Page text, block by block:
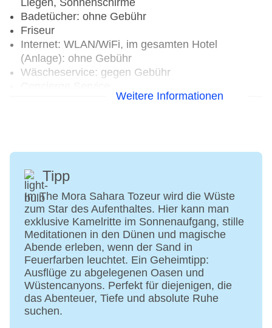
Liegen, Sonnenschirme
Badetücher: ohne Gebühr
Friseur
Internet: WLAN/WiFi, im gesamten Hotel
(Anlage): ohne Gebühr
Wäscheservice: gegen Gebühr
Zahlungsarten: TUI Card / VISA, MasterCard,
Parkmöglichkeiten: Parkplatz (nach
Verfügbarkeit), bewacht: gegen Gebühr,
Reservierung notwendig
Tagungseinrichtungen: Konferenzräume: 4,
klimatisierte Tagungsräume, Tagungsequipment:
gegen Gebühr
Gebäudeanzahl: 1, Etagen: 2, Zimmer: 93, Villen:
44
Landeskategorie: 5 Sterne
Weitere Informationen
Tipp
Im The Mora Sahara Tozeur wird die Wüste
zum Star des Aufenthaltes. Hier kann man
exklusive Kamelritte im Sonnenaufgang, stille
Meditationen in den Dünen und magische
Abende erleben, wenn der Sand in
Feuerfarben leuchtet. Ein Geheimtipp:
Ausflüge zu abgelegenen Oasen und
Wüstencanyons. Perfekt für diejenigen, die
das Abenteuer, Tiefe und absolute Ruhe
suchen.